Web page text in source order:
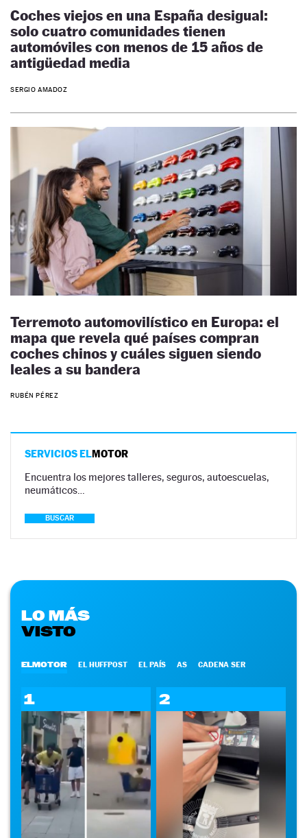
Coches viejos en una España desigual:
solo cuatro comunidades tienen
automóviles con menos de 15 años de
antigüedad media
SERGIO AMADOZ
Terremoto automovilístico en Europa: el
mapa que revela qué países compran
coches chinos y cuáles siguen siendo
leales a su bandera
RUBÉN PÉREZ
SERVICIOS ELMOTOR
Encuentra los mejores talleres, seguros, autoescuelas,
neumáticos…
BUSCAR
LO MÁS
VISTO
ELMOTOR EL HUFFPOST EL PAÍS AS CADENA SER
1 2